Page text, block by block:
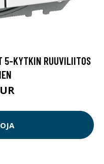
5-KYTKIN RUUVILIITOS